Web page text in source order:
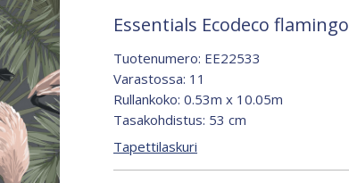
Essentials Ecodeco
Tuotenumero: EE22533
Varastossa: 11
Rullankoko: 0.53m x 10.05m
Tasakohdistus: 53 cm
Tapettilaskuri